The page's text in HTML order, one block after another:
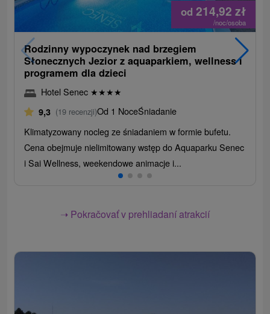
od 214,92zł
/noc/osoba
Rodzinny wypoczynek nad brzegiem
Słonecznych Jezior z aquaparkiem, wellness i
programem dla dzieci
Hotel Senec ★★★★
9,3 (19 recenzji)Od 1 NoceŚniadanie
Klimatyzowany nocleg ze śniadaniem w formie bufetu.
Cena obejmuje nielimitowany wstęp do Aquaparku Senec
i Sai Wellness, weekendowe animacje i...
➝ Pokračovať v prehliadaní atrakcií